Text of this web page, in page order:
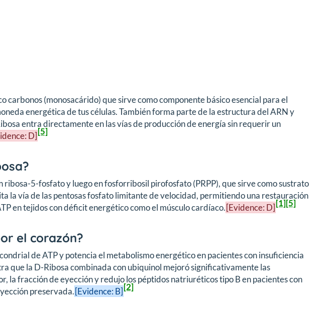
carbonos (monosacárido) que sirve como componente básico esencial para el
energética de tus células. También forma parte de la estructura del ARN y
entra directamente en las vías de producción de energía sin requerir un
D][5]
ribosa-5-fosfato y luego en fosforribosil pirofosfato (PRPP), que sirve como sustrato
la vía de las pentosas fosfato limitante de velocidad, permitiendo una restauración
en tejidos con déficit energético como el músculo cardíaco.[Evidence: D][1][5]
el corazón?
de ATP y potencia el metabolismo energético en pacientes con insuficiencia
que la D-Ribosa combinada con ubiquinol mejoró significativamente las
la fracción de eyección y redujo los péptidos natriuréticos tipo B en pacientes con
preservada.[Evidence: B][2]